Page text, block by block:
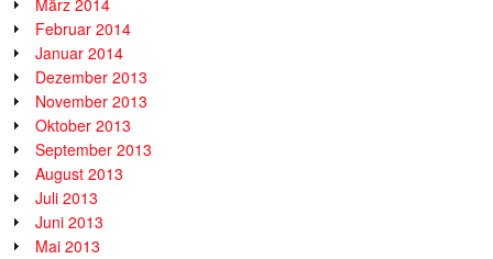
März 2014
Februar 2014
Januar 2014
Dezember 2013
November 2013
Oktober 2013
September 2013
August 2013
Juli 2013
Juni 2013
Mai 2013